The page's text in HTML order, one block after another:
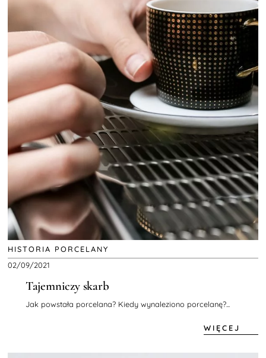
HISTORIA PORCELANY
02/09/2021
Tajemniczy skarb
Jak powstała porcelana? Kiedy wynaleziono porcelanę?...
WIĘCEJ